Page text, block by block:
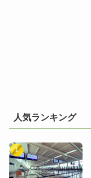
人気ランキング